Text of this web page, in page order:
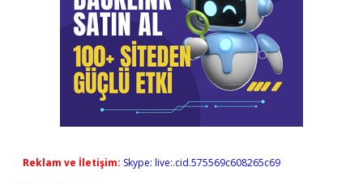
Reklam ve İletişim: Skype: live:.cid.575569c608265c69